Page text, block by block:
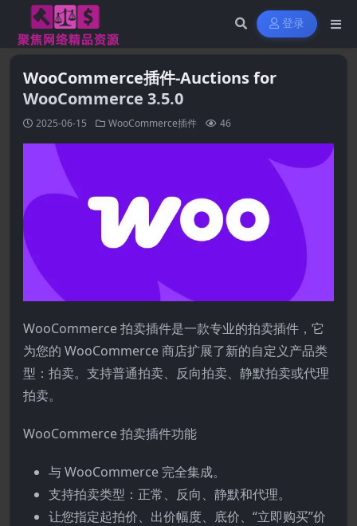
登录
WooCommerce插件-Auctions for
WooCommerce 3.5.0
2025-06-15 WooCommerce插件 46
WooCommerce 拍卖插件是一款专业的拍卖插件，它
为您的 WooCommerce 商店扩展了新的自定义产品类
型：拍卖。支持普通拍卖、反向拍卖、静默拍卖或代理
拍卖。
WooCommerce 拍卖插件功能
与 WooCommerce 完全集成。
支持拍卖类型：正常、反向、静默和代理。
让您指定起拍价、出价幅度、底价、“立即购买”价